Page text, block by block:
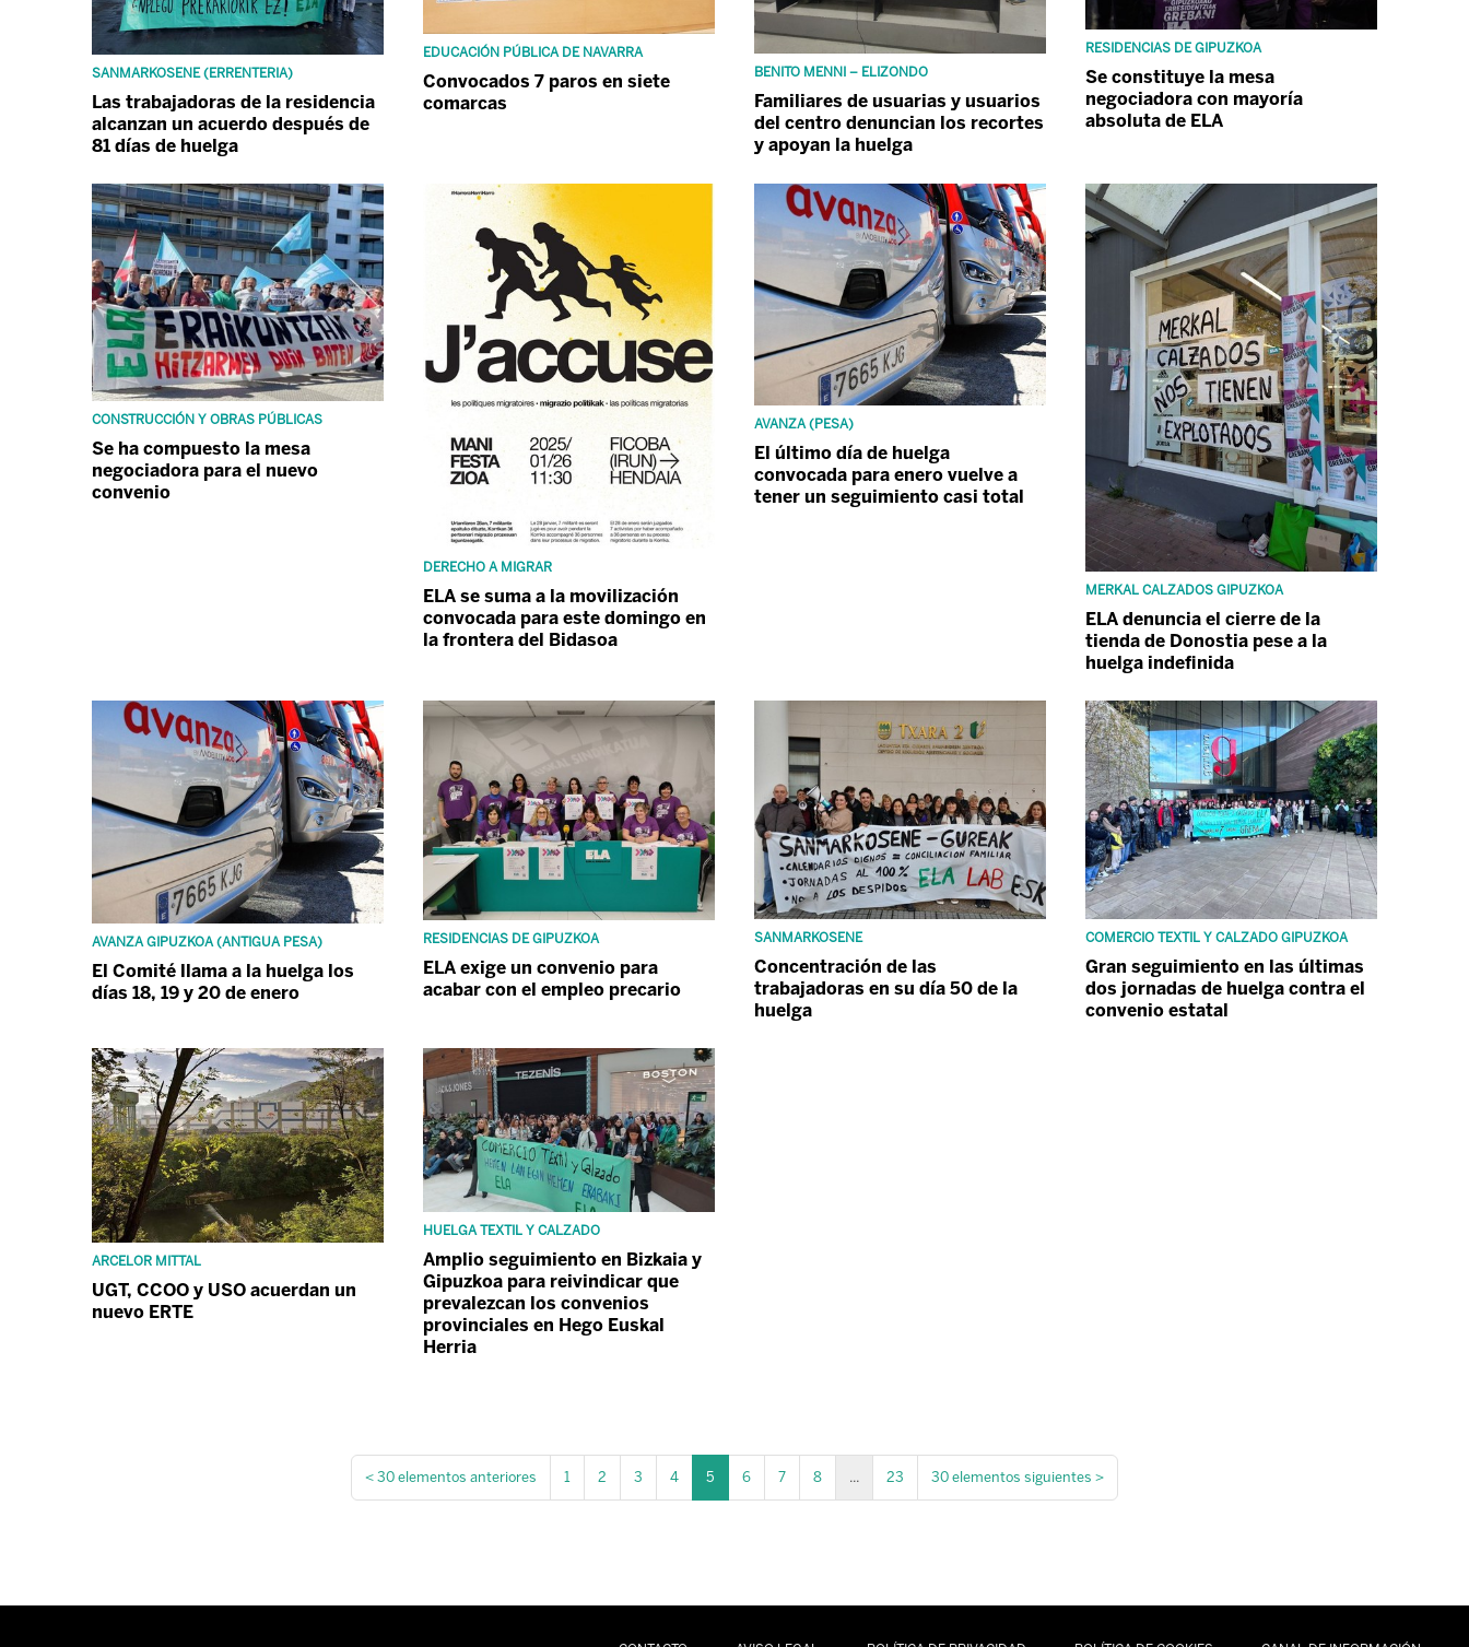
SANMARKOSENE (ERRENTERIA)
Las trabajadoras de la residencia
alcanzan un acuerdo después de
81 días de huelga
EDUCACIÓN PÚBLICA DE NAVARRA
Convocados 7 paros en siete
comarcas
BENITO MENNI – ELIZONDO
Familiares de usuarias y usuarios
del centro denuncian los recortes
y apoyan la huelga
RESIDENCIAS DE GIPUZKOA
Se constituye la mesa
negociadora con mayoría
absoluta de ELA
CONSTRUCCIÓN Y OBRAS PÚBLICAS
Se ha compuesto la mesa
negociadora para el nuevo
convenio
DERECHO A MIGRAR
ELA se suma a la movilización
convocada para este domingo en
la frontera del Bidasoa
AVANZA (PESA)
El último día de huelga
convocada para enero vuelve a
tener un seguimiento casi total
MERKAL CALZADOS GIPUZKOA
ELA denuncia el cierre de la
tienda de Donostia pese a la
huelga indefinida
AVANZA GIPUZKOA (ANTIGUA PESA)
El Comité llama a la huelga los
días 18, 19 y 20 de enero
RESIDENCIAS DE GIPUZKOA
ELA exige un convenio para
acabar con el empleo precario
SANMARKOSENE
Concentración de las
trabajadoras en su día 50 de la
huelga
COMERCIO TEXTIL Y CALZADO GIPUZKOA
Gran seguimiento en las últimas
dos jornadas de huelga contra el
convenio estatal
ARCELOR MITTAL
UGT, CCOO y USO acuerdan un
nuevo ERTE
HUELGA TEXTIL Y CALZADO
Amplio seguimiento en Bizkaia y
Gipuzkoa para reivindicar que
prevalezcan los convenios
provinciales en Hego Euskal
Herria
< 30 elementos anteriores 1 2 3 4 5 6 7 8 ... 23 30 elementos siguientes >